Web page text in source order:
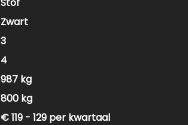
Zwart
3
4
987 kg
800 kg
€ 119 - 129 per kwartaal